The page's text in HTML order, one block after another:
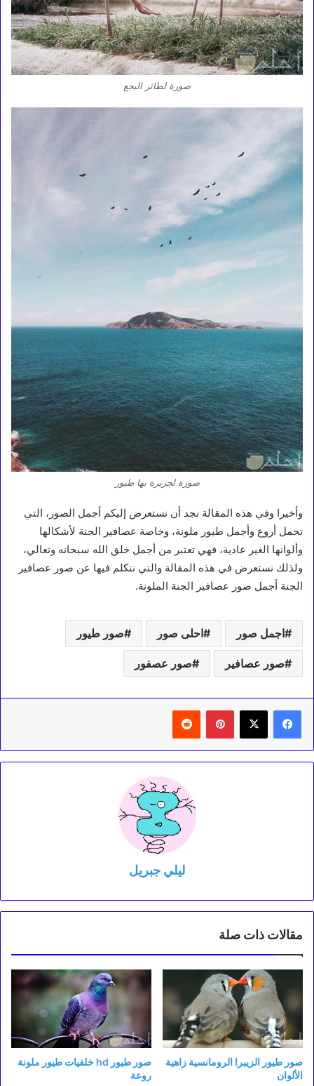
صورة لطائر البجع
صورة لجزيرة بها طيور
وأخيرا وفي هذه المقالة نجد أن نستعرض إليكم أجمل الصور، التي
تحمل أروع وأجمل طيور ملونة، وخاصة عصافير الجنة لأشكالها
وألوانها الغير عادية، فهي تعتبر من أجمل خلق الله سبحانه وتعالي،
ولذلك نستعرض في هذه المقالة والتي نتكلم فيها عن صور عصافير
الجنة أجمل صور عصافير الجنة الملونة.
اجمل صور احلى صور صور طيور
صور عصافير صور عصفور
بينتيريست
ليلي جبريل
مقالات ذات صلة
صور طيور الزيبرا الرومانسية زاهية
الألوان
صور طيور hd خلفيات طيور ملونة
روعة